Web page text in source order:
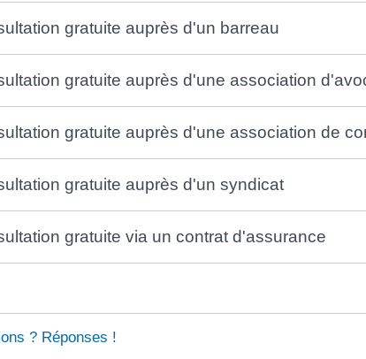
gratuite auprès d'un barreau
gratuite auprès d'une association
gratuite auprès d'une association de
gratuite auprès d'un syndicat
gratuite via un contrat d'assurance
? Réponses !